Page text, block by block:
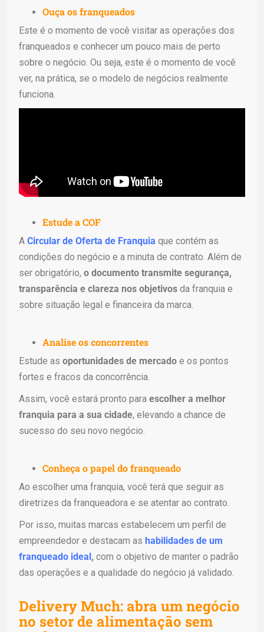
Ouça os franqueados
Este é o momento de você visitar as operações dos
franqueados e conhecer um pouco mais de perto
sobre o negócio. Ou seja, este é o momento de você
ver, na prática, se o modelo de negócios realmente
funciona.
Estude aCOF
A Circular de Oferta de Franquia que contém as
condições do negócio e a minuta de contrato. Além de
ser obrigatório, o documento transmite segurança,
transparência e clareza nos objetivos da franquia e
sobre situação legal e financeira da marca.
Analise os concorrentes
Estude as oportunidades de mercado e os pontos
fortes e fracos da concorrência.
Assim, você estará pronto para escolher a melhor
franquia para a sua cidade, elevando a chance de
sucesso do seu novo negócio.
Conheça o papel do franqueado
Ao escolher uma franquia, você terá que seguir as
diretrizes da franqueadora e se atentar ao contrato.
Por isso, muitas marcas estabelecem um perfil de
empreendedor e destacam as habilidades de um
franqueado ideal , com o objetivo de manter o padrão
das operações e a qualidade do negócio já validado.
Delivery Much: abra um negócio
no setor de alimentação sem